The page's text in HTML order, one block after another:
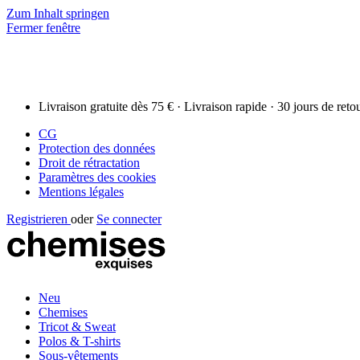
Zum Inhalt springen
Fermer fenêtre
Livraison gratuite dès 75 € · Livraison rapide · 30 jours de
CG
Protection des données
Droit de rétractation
Paramètres des cookies
Mentions légales
Registrieren oder Se connecter
Neu
Chemises
Tricot & Sweat
Polos & T-shirts
Sous-vêtements